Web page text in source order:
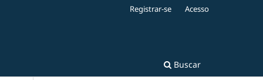
Buscar
Registrar-se Acesso